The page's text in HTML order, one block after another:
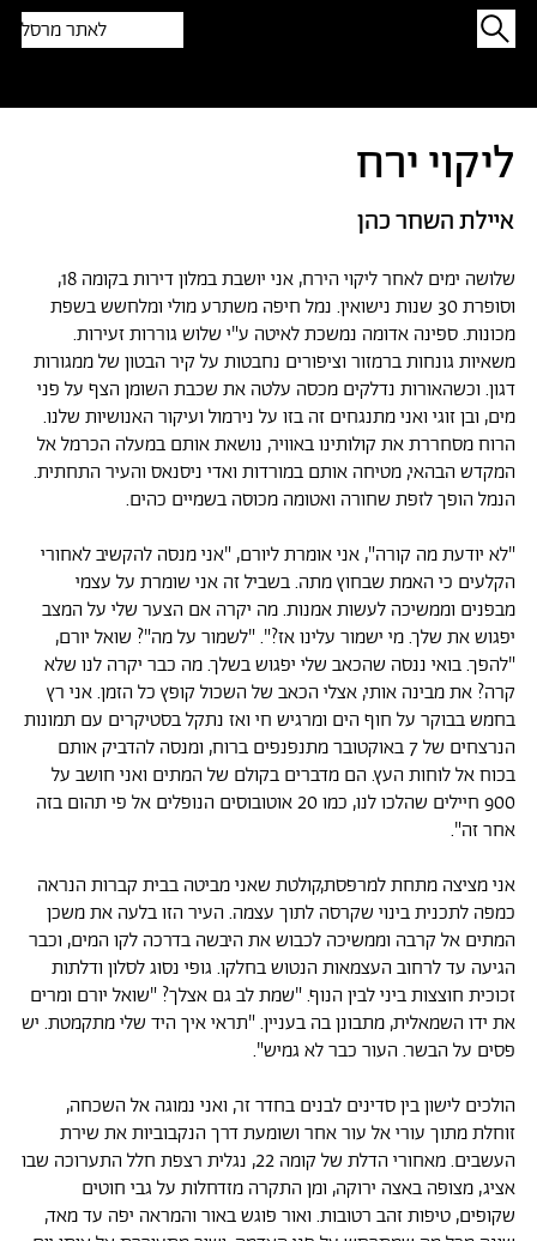
לאתר מרסל
שלושה ימים לאחר ליקוי הירח, אני יושבת במלון דירות בקומה 18,
וסופרת 30 שנות נישואין. נמל חיפה משתרע מולי ומלחשש בשפת
מכונות. ספינה אדומה נמשכת לאיטה ע"י שלוש גוררות זעירות.
משאיות גונחות ברמזור וציפורים נחבטות על קיר הבטון של ממגורות
דגון. וכשהאורות נדלקים מכסה עלטה את שכבת השומן הצף על פני
מים, ובן זוגי ואני מתנגחים זה בזו על נירמול ועיקור האנושיות שלנו.
הרוח מסחררת את קולותינו באוויר, נושאת אותם במעלה הכרמל אל
המקדש הבהאי, מטיחה אותם במורדות ואדי ניסנאס והעיר התחתית.
הנמל הופך לזפת שחורה ואטומה מכוסה בשמיים כהים.
"לא יודעת מה קורה", אני אומרת ליורם, "אני מנסה להקשיב לאחורי
הקלעים כי האמת שבחוץ מתה. בשביל זה אני שומרת על עצמי
מבפנים וממשיכה לעשות אמנות. מה יקרה אם הצער שלי על המצב
יפגוש את שלך. מי ישמור עלינו אז?". "לשמור על מה"? שואל יורם,
"להפך. בואי ננסה שהכאב שלי יפגוש בשלך. מה כבר יקרה לנו שלא
קרה? את מבינה אותי, אצלי הכאב של השכול קופץ כל הזמן. אני רץ
בחמש בבוקר על חוף הים ומרגיש חי ואז נתקל בסטיקרים עם תמונות
הנרצחים של 7 באוקטובר מתנפנפים ברוח, ומנסה להדביק אותם
בכוח אל לוחות העץ. הם מדברים בקולם של המתים ואני חושב על
900 חיילים שהלכו לנו, כמו 20 אוטובוסים הנופלים אל פי תהום בזה
אחר זה".
אני מציצה מתחת למרפסת,קולטת שאני מביטה בבית קברות הנראה
כמפה לתכנית בינוי שקרסה לתוך עצמה. העיר הזו בלעה את משכן
המתים אל קרבה וממשיכה לכבוש את היבשה בדרכה לקו המים, וכבר
הגיעה עד לרחוב העצמאות הנטוש בחלקו. גופי נסוג לסלון ודלתות
זכוכית חוצצות ביני לבין הנוף. "שמת לב גם אצלך? "שואל יורם ומרים
את ידו השמאלית, מתבונן בה בעניין. "תראי איך היד שלי מתקמטת. יש
פסים על הבשר. העור כבר לא גמיש".
הולכים לישון בין סדינים לבנים בחדר זר, ואני נמוגה אל השכחה,
זוחלת מתוך עורי אל עור אחר ושומעת דרך הנקבוביות את שירת
העשבים. מאחורי הדלת של קומה 22, נגלית רצפת חלל התערוכה שבו
אציג, מצופה באצה ירוקה, ומן התקרה מזדחלות על גבי חוטים
שקופים, טיפות זהב רטובות. ואור פוגש באור והמראה יפה עד מאד,
ליקוי ירח
איילת השחר כהן